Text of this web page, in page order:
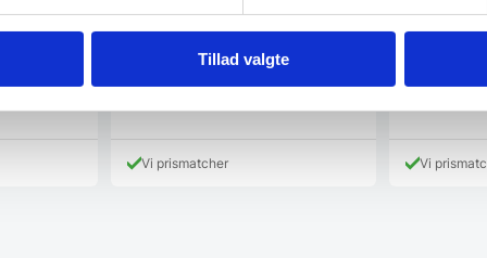
Tillad valgte
i…
produceret i sortbejset træ. Bag den
smukke…
880,00DKK
Vi prismatcher
999,95
Vi